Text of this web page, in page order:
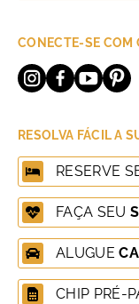
CONECTE-SE COM
RESOLVA FÁCIL A
RESERVE
FAÇA SEU
ALUGUE
CHIP PRÉ-